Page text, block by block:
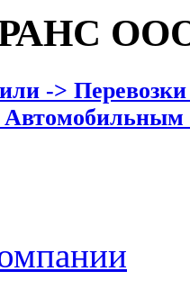
->
Автомобильным